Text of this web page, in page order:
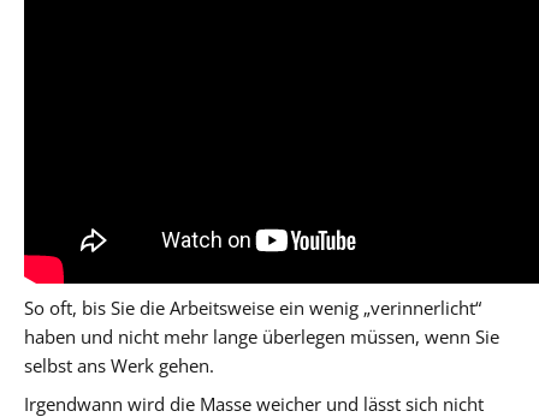
So oft, bis Sie die Arbeitsweise ein wenig „verinnerlicht“
haben und nicht mehr lange überlegen müssen, wenn Sie
selbst ans Werk gehen.
Irgendwann wird die Masse weicher und lässt sich nicht